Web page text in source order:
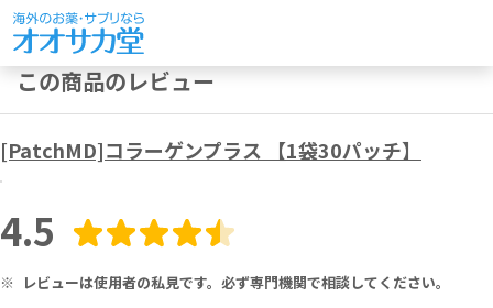
この商品のレビュー
[PatchMD]コラーゲンプラス 【1袋30パッチ】
4.5
※ レビューは使用者の私見です。必ず専門機関で相談してください。